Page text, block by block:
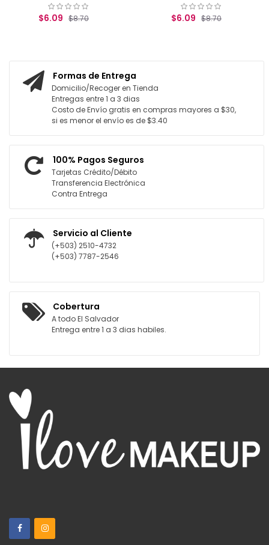
$8.70 $8.70
Formas de Entrega
Domicilio/Recoger en Tienda
Entregas entre 1 a 3 dias
Costo de Envío gratis en compras mayores a $30,
si es menor el envío es de $3.40
100% Pagos Seguros
Tarjetas Crédito/Débito
Transferencia Electrónica
Contra Entrega
Servicio al Cliente
(+503) 2510-4732
(+503) 7787-2546
Cobertura
A todo El Salvador
Entrega entre 1 a 3 dias habiles.